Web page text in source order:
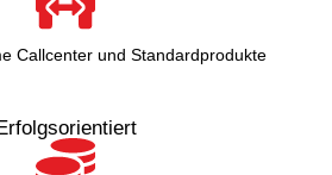
Callcenter und Standardprodukte
Erfolgsorientiert